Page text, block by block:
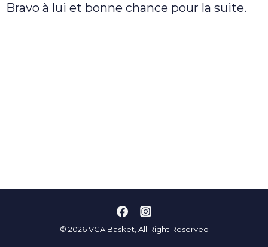
Bravo à lui et bonne chance pour la suite.
© 2026 VGA Basket, All Right Reserved